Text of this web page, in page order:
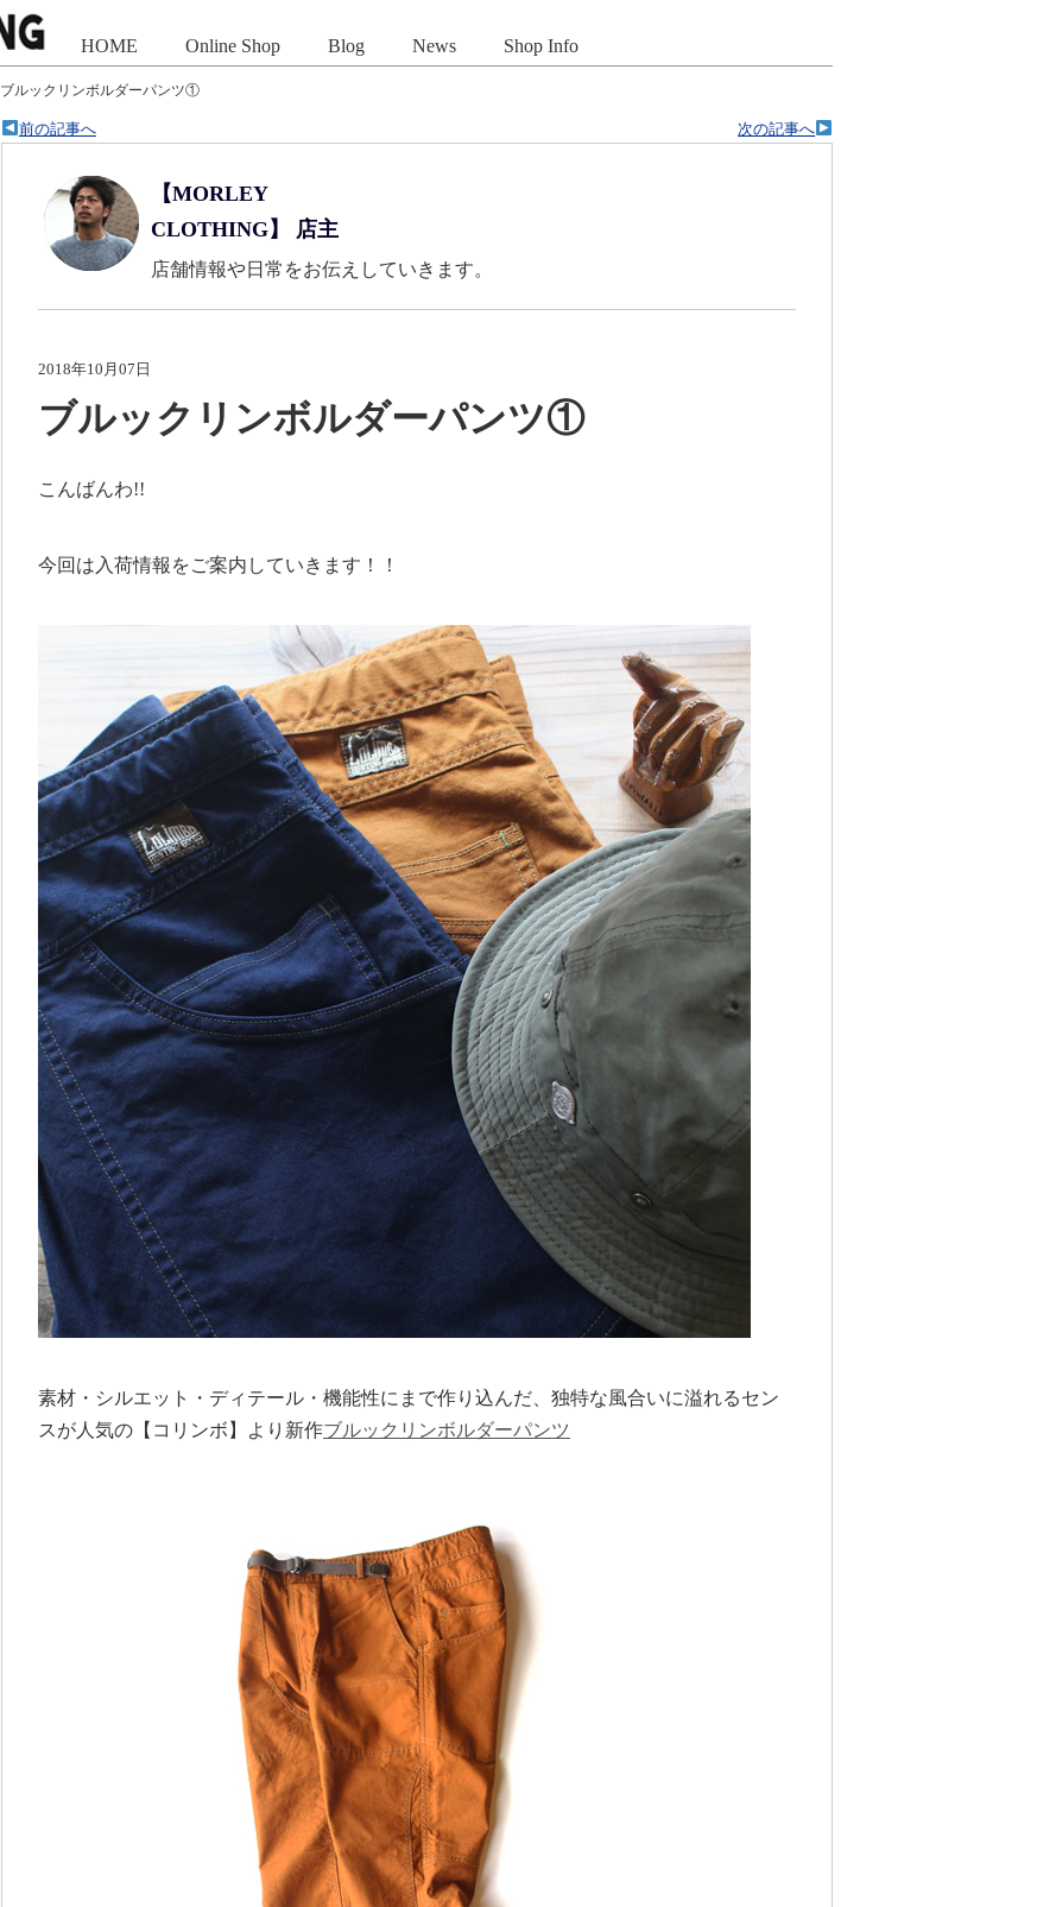
HOME Online Shop Blog News Shop Info
ブルックリンボルダーパンツ①
次の記事へ
前の記事へ
【MORLEY
CLOTHING】 店主
店舗情報や日常をお伝えしていきます。
2018年10月07日
ブルックリンボルダーパンツ①
こんばんわ!!
今回は入荷情報をご案内していきます！！
素材・シルエット・ディテール・機能性にまで作り込んだ、独特な風合いに溢れるセン
スが人気の【コリンボ】より新作ブルックリンボルダーパンツ